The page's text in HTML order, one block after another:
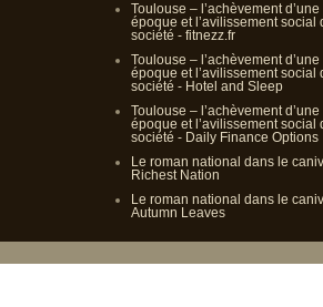
Toulouse – l’achèvement d’une
époque et l’avilissement social
société - fitnezz.fr
Toulouse – l’achèvement d’une
époque et l’avilissement social
société - Hotel and Sleep
Toulouse – l’achèvement d’une
époque et l’avilissement social
société - Daily Finance Options
Le roman national dans le
Richest Nation
Le roman national dans le
Autumn Leaves